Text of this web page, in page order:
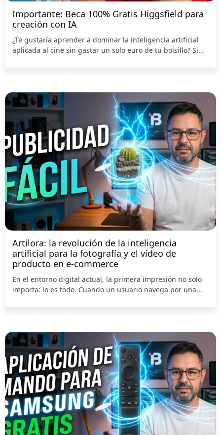
Importante: Beca 100% Gratis Higgsfield para
creación con IA
¿Te gustaría aprender a dominar la inteligencia artificial
aplicada al cine sin gastar un solo euro de tu bolsillo? Si...
Artilora: la revolución de la inteligencia
artificial para la fotografía y el vídeo de
producto en e-commerce
En el entorno digital actual, la primera impresión no solo
importa: lo es todo. Cuando un usuario navega por una...